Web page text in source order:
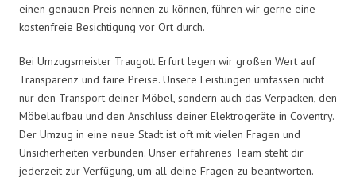
einen genauen Preis nennen zu können, führen wir gerne eine
kostenfreie Besichtigung vor Ort durch.
Bei Umzugsmeister Traugott Erfurt legen wir großen Wert auf
Transparenz und faire Preise. Unsere Leistungen umfassen nicht
nur den Transport deiner Möbel, sondern auch das Verpacken, den
Möbelaufbau und den Anschluss deiner Elektrogeräte in Coventry.
Der Umzug in eine neue Stadt ist oft mit vielen Fragen und
Unsicherheiten verbunden. Unser erfahrenes Team steht dir
jederzeit zur Verfügung, um all deine Fragen zu beantworten.